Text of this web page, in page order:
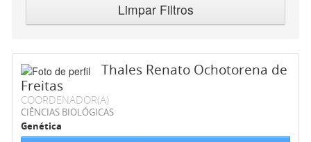
Limpar Filtros
Thales Renato Ochotorena de
Freitas
COORDENADOR(A)
CIÊNCIAS BIOLÓGICAS
Genética